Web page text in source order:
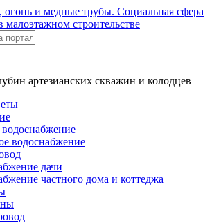
огонь и медные трубы. Социальная сфера
малоэтажном строительстве
артезианских скважин и колодцев
водоснабжение
водоснабжение
дачи
частного дома и коттеджа